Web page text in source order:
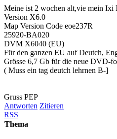
Meine ist 2 wochen alt,vie mein Ixi
Version X6.0
Map Version Code eoe237R
25920-BA020
DVM X6040 (EU)
Für den ganzen EU auf Deutch,
Grösse 6,7 Gb für die neue DVD-
( Muss ein tag deutch lehrnen B-]
Gruss PEP
Antworten Zitieren
RSS
Thema